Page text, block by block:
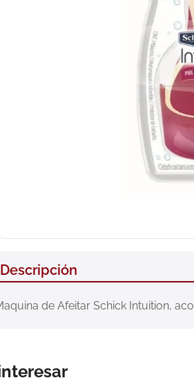
Descripción
de Afeitar Schick Intuition,
10 pañales